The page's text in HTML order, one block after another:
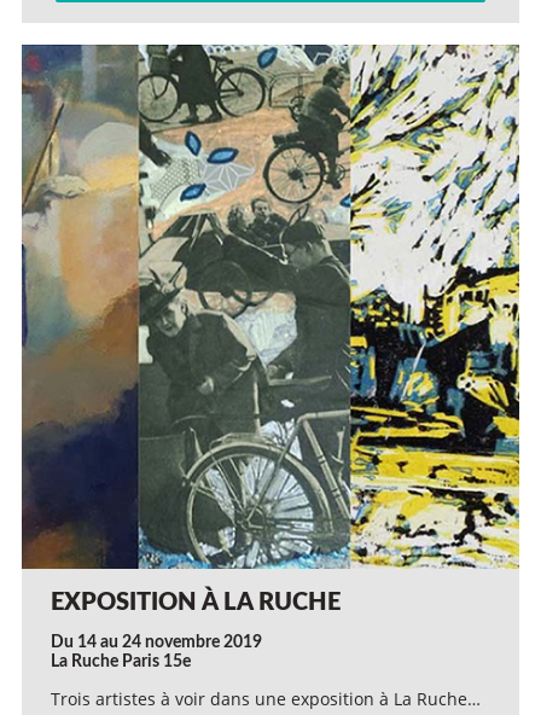
EXPOSITION À LA RUCHE
Du 14 au 24 novembre 2019
La Ruche Paris 15e
Trois artistes à voir dans une exposition à La Ruche…